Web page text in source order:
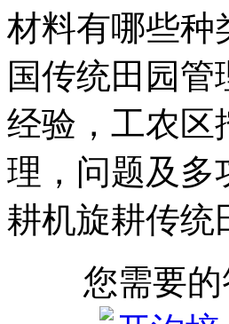
材料有哪些种
国传统田园
经验，工农区
理，问题及多
耕机旋耕传统
您需要